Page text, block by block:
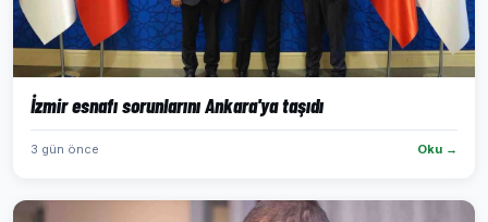
İzmir esnafı sorunlarını Ankara'ya taşıdı
3 gün önce Oku →